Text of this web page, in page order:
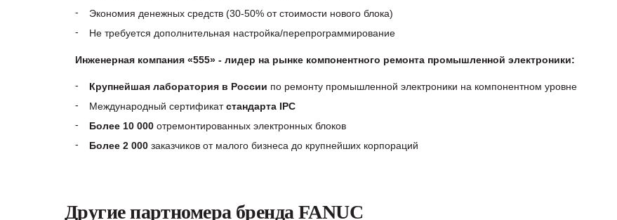
Экономия денежных средств (30-50% от стоимости нового блока)
Не требуется дополнительная настройка/перепрограммирование
Инженерная компания «555» - лидер на рынке компонентного ремонта промышленной электроники:
Крупнейшая лаборатория в России по ремонту промышленной электроники на компонентном уровне
Международный сертификатстандарта IPC
Более 10 000 отремонтированных электронных блоков
Более 2 000 заказчиков от малого бизнеса до крупнейших корпораций
Другие партномера бренда FANUC